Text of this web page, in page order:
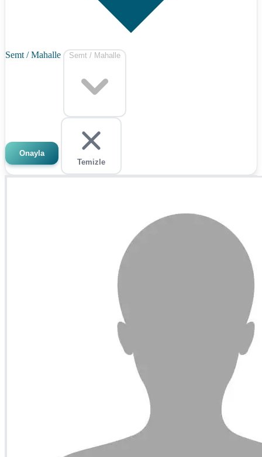
Semt / Mahalle Semt / Mahalle
Onayla
Temizle